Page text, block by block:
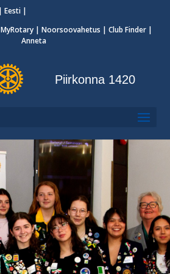
Eesti
MyRotary| Noorsoovahetus | Club Finder|
Anneta
Piirkonna 1420